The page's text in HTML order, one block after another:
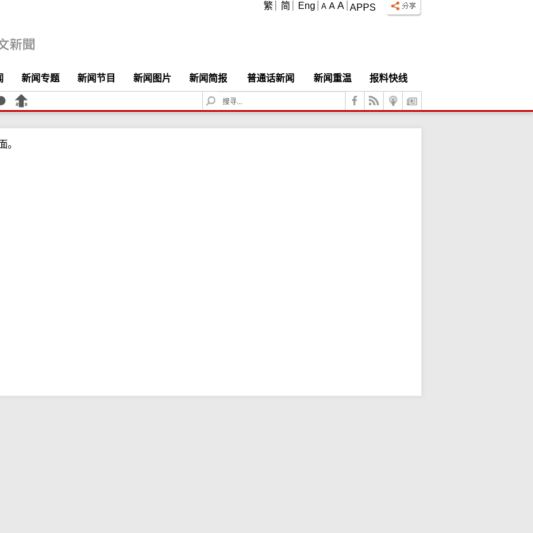
APPS
A A A
繁 简 Eng
新闻专题 新闻节目 新闻图片 新闻简报 普通话新闻 新闻重温 报料快线
S
e
。